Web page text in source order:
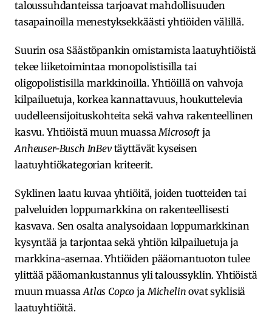
taloussuhdanteissa tarjoavat mahdollisuuden
tasapainoilla menestyksekkäästi yhtiöiden välillä.
Suurin osa Säästöpankin omistamista laatuyhtiöistä
tekee liiketoimintaa monopolistisilla tai
oligopolistisilla markkinoilla. Yhtiöillä on vahvoja
kilpailuetuja, korkea kannattavuus, houkuttelevia
uudelleensijoituskohteita sekä vahva rakenteellinen
kasvu. Yhtiöistä muun muassaMicrosoftja
Anheuser-Busch InBevtäyttävät kyseisen
laatuyhtiökategorian kriteerit.
Syklinen laatu kuvaa yhtiöitä, joiden tuotteiden tai
palveluiden loppumarkkina on rakenteellisesti
kasvava. Sen osalta analysoidaan loppumarkkinan
kysyntää ja tarjontaa sekä yhtiön kilpailuetuja ja
markkina-asemaa. Yhtiöiden pääomantuoton tulee
ylittää pääomankustannus yli taloussyklin. Yhtiöistä
muun muassaAtlas Copco jaMichelin ovat syklisiä
laatuyhtiöitä.